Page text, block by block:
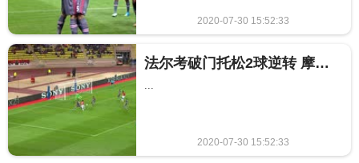
2020-07-30 15:52:33
1729
法尔考破门托松2球逆转 摩纳哥1-2不敌贝西克塔斯
...
2020-07-30 15:52:33
1812